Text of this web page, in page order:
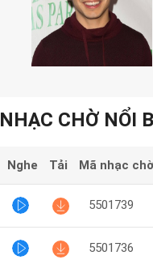
NHẠC CHỜ NỔI
Nghe Tải Mã nhạc chờ
5501739
5501736